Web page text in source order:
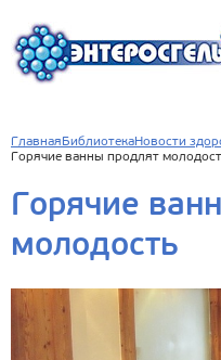
Главная БиблиотекаНовости
Горячие ванны продлят
Горячие
молодость